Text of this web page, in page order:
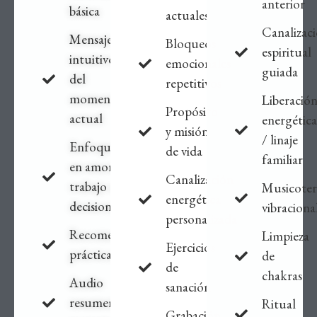
básica
Mensaje
intuitivo
del
momento
actual
Enfoque
en amor,
trabajo o
decisiones
Recomendaciones
prácticas
Audio
resumen
actuales
Bloqueos
emocionales
repetitivos
Propósito
y misión
de vida
Canalización
energética
personalizada
Ejercicios
de
sanación
anterior
espiritual
guiada
Liberación
energética
/ linaje
familiar
Limpieza
de
chakras
Ritual